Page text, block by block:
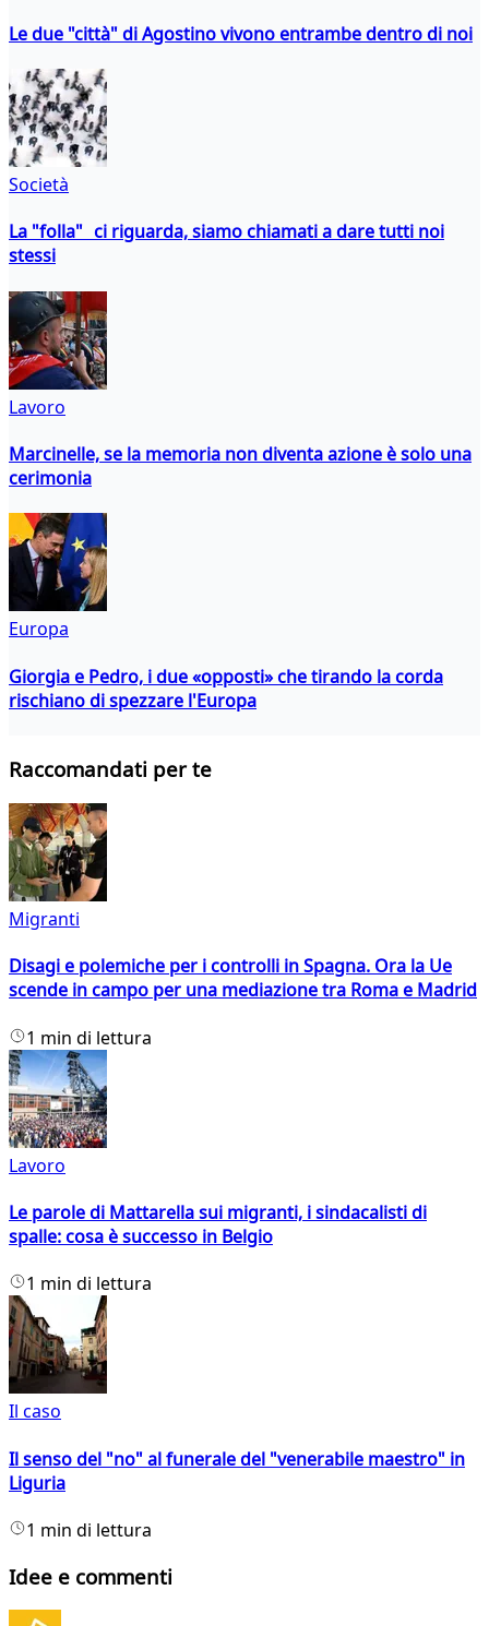
Le due "città" di Agostino vivono entrambe dentro di noi
Società
La "folla" ci riguarda, siamo chiamati a dare tutti noi
stessi
Lavoro
Marcinelle, se la memoria non diventa azione è solo una
cerimonia
Europa
Giorgia e Pedro, i due «opposti» che tirando la corda
rischiano di spezzare l'Europa
Raccomandati per te
Migranti
Disagi e polemiche per i controlli in Spagna. Ora la Ue
scende in campo per una mediazione tra Roma e Madrid
1 min di lettura
Lavoro
Le parole di Mattarella sui migranti, i sindacalisti di
spalle: cosa è successo in Belgio
1 min di lettura
Il caso
Il senso del "no" al funerale del "venerabile maestro" in
Liguria
1 min di lettura
Idee e commenti